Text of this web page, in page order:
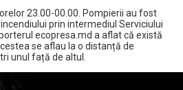
23.00-00.00. Pompierii au fost
prin intermediul Serviciului
ecopresa.md a aflat că există
se aflau la o distanță de
unul față de altul.